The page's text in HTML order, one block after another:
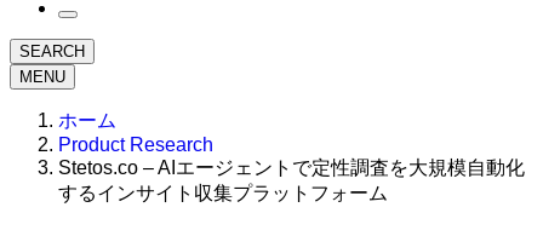
SEARCH
MENU
ホーム
Product Research
Stetos.co – AIエージェントで定性調査を大規模自動化
するインサイト収集プラットフォーム